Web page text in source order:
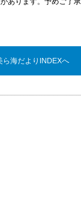
ら海だよりINDEXへ